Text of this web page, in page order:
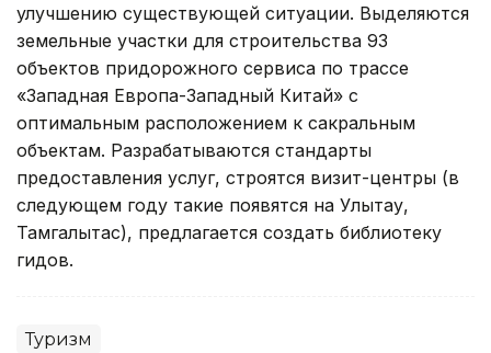
улучшению существующей ситуации. Выделяются
земельные участки для строительства 93
объектов придорожного сервиса по трассе
«Западная Европа-Западный Китай» с
оптимальным расположением к сакральным
объектам. Разрабатываются стандарты
предоставления услуг, строятся визит-центры (в
следующем году такие появятся на Улытау,
Тамгалытас), предлагается создать библиотеку
гидов.
Туризм